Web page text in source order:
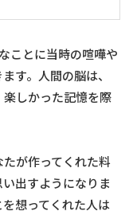
ことに当時の喧嘩や
す。人間の脳は、
しかった記憶を際
が作ってくれた料
出すようになりま
想ってくれた人は